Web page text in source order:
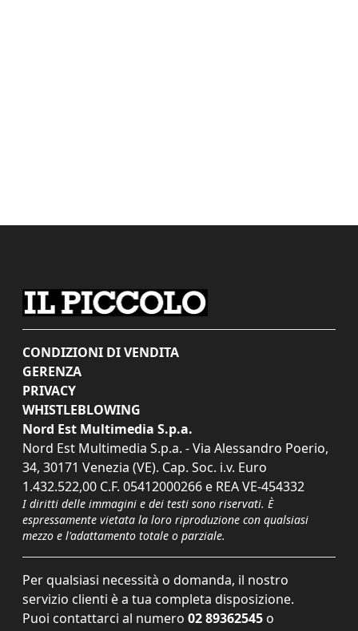
CONDIZIONI DI VENDITA
GERENZA
PRIVACY
WHISTLEBLOWING
Nord Est Multimedia S.p.a.
Nord Est Multimedia S.p.a. - Via Alessandro Poerio,
34, 30171 Venezia (VE). Cap. Soc. i.v. Euro
1.432.522,00 C.F. 05412000266 e REA VE-454332
I diritti delle immagini e dei testi sono riservati. È
espressamente vietata la loro riproduzione con qualsiasi
mezzo e l'adattamento totale o parziale.
Per qualsiasi necessità o domanda, il nostro
servizio clienti è a tua completa disposizione.
Puoi contattarci al numero 02 89362545 o